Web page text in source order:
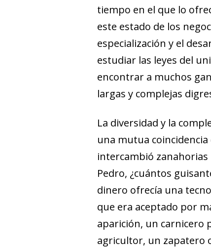
tiempo en el que lo
este estado de los
especialización y el
estudiar las leyes del
encontrar a muchos
largas y complejas
La diversidad y la
una mutua
intercambió
Pedro, ¿cuántos
dinero ofrecía una
que era aceptado por
aparición, un carnicero
agricultor, un zapatero